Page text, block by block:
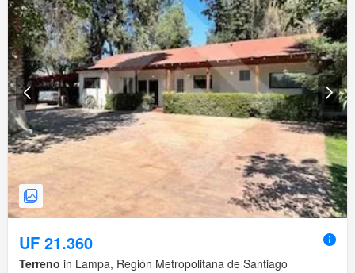
UF 21.360
Terreno in Lampa, Región Metropolitana de Santiago